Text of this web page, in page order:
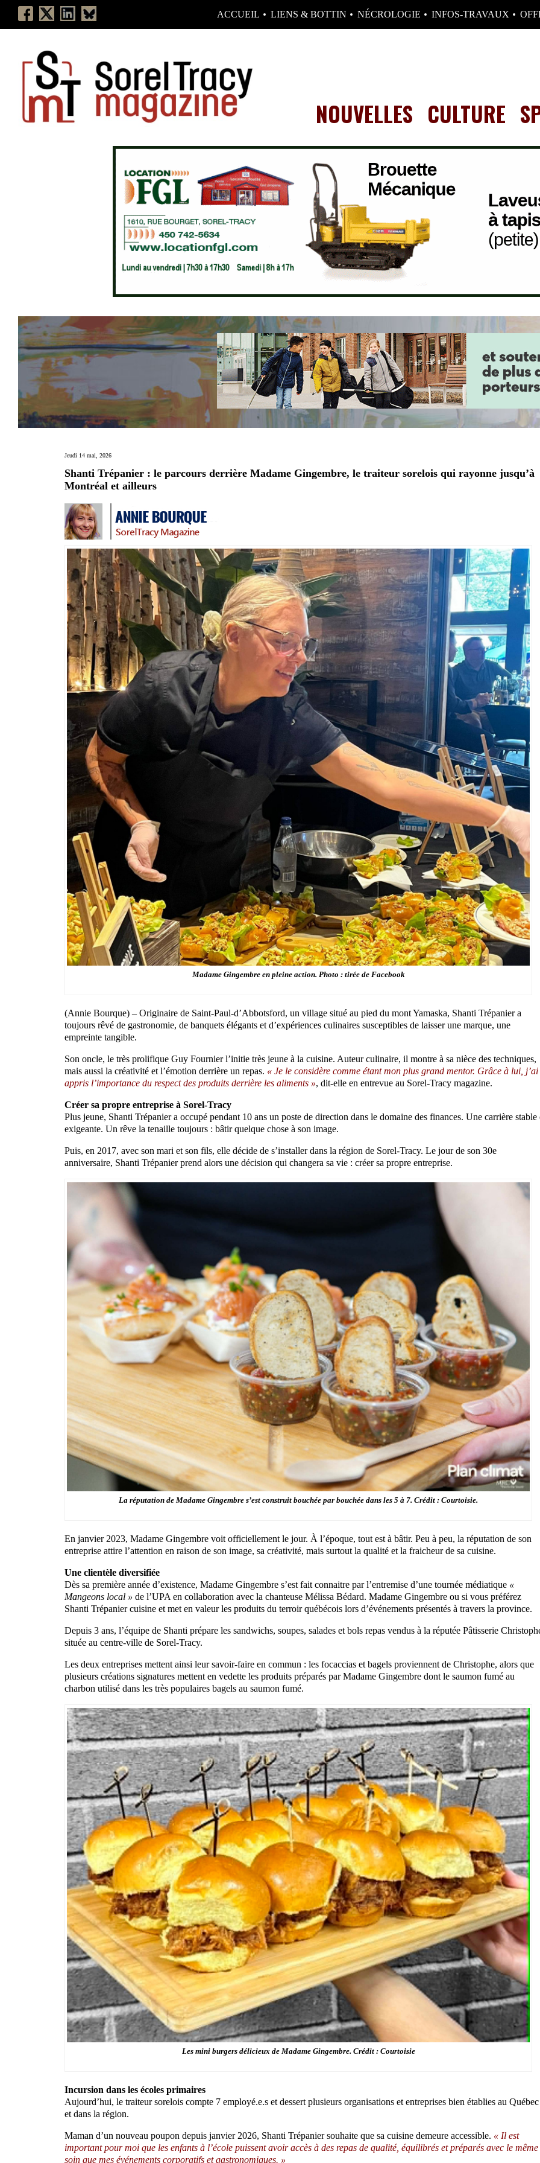
ACCUEIL LIENS & BOTTIN NÉCROLOGIE INFOS-TRAVAUX
NOUVELLES CULTURE
Jeudi 14 mai, 2026
Shanti Trépanier : le parcours derrière Madame Gingembre, le traiteur sorelois qui rayonne jusqu’à
Montréal et ailleurs
Madame Gingembre en pleine action. Photo : tirée de Facebook
(Annie Bourque) – Originaire de Saint-Paul-d’Abbotsford, un village situé au pied du mont Yamaska, Shanti Trépanier a
toujours rêvé de gastronomie, de banquets élégants et d’expériences culinaires susceptibles de laisser une marque, une
empreinte tangible.
Son oncle, le très prolifique Guy Fournier l’initie très jeune à la cuisine. Auteur culinaire, il montre à sa nièce des techniques,
mais aussi la créativité et l’émotion derrière un repas. « Je le considère comme étant mon plus grand mentor. Grâce à lui, j’ai
appris l’importance du respect des produits derrière les aliments », dit-elle en entrevue au Sorel-Tracy magazine.
Créer sa propre entreprise à Sorel-Tracy
Plus jeune, Shanti Trépanier a occupé pendant 10 ans un poste de direction dans le domaine des finances. Une carrière stable
exigeante. Un rêve la tenaille toujours : bâtir quelque chose à son image.
Puis, en 2017, avec son mari et son fils, elle décide de s’installer dans la région de Sorel-Tracy. Le jour de son 30e
anniversaire, Shanti Trépanier prend alors une décision qui changera sa vie : créer sa propre entreprise.
La réputation de Madame Gingembre s’est construit bouchée par bouchée dans les 5 à 7. Crédit : Courtoisie.
En janvier 2023, Madame Gingembre voit officiellement le jour. À l’époque, tout est à bâtir. Peu à peu, la réputation de son
entreprise attire l’attention en raison de son image, sa créativité, mais surtout la qualité et la fraicheur de sa cuisine.
Une clientèle diversifiée
Dès sa première année d’existence, Madame Gingembre s’est fait connaitre par l’entremise d’une tournée médiatique «
Mangeons local » de l’UPA en collaboration avec la chanteuse Mélissa Bédard. Madame Gingembre ou si vous préférez
Shanti Trépanier cuisine et met en valeur les produits du terroir québécois lors d’événements présentés à travers la province.
Depuis 3 ans, l’équipe de Shanti prépare les sandwichs, soupes, salades et bols repas vendus à la réputée Pâtisserie
située au centre-ville de Sorel-Tracy.
Les deux entreprises mettent ainsi leur savoir-faire en commun : les focaccias et bagels proviennent de Christophe, alors que
plusieurs créations signatures mettent en vedette les produits préparés par Madame Gingembre dont le saumon fumé au
charbon utilisé dans les très populaires bagels au saumon fumé.
Les mini burgers délicieux de Madame Gingembre. Crédit : Courtoisie
Incursion dans les écoles primaires
Aujourd’hui, le traiteur sorelois compte 7 employé.e.s et dessert plusieurs organisations et entreprises bien établies au Québec
et dans la région.
Maman d’un nouveau poupon depuis janvier 2026, Shanti Trépanier souhaite que sa cuisine demeure accessible. « Il est
important pour moi que les enfants à l’école puissent avoir accès à des repas de qualité, équilibrés et préparés avec le même
soin que mes événements corporatifs et gastronomiques. »